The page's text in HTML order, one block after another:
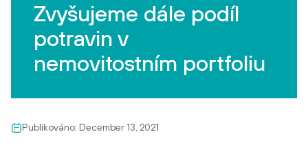
Zvyšujeme dále podíl
potravin v
nemovitostním portfoliu
Publikováno: December 13, 2021